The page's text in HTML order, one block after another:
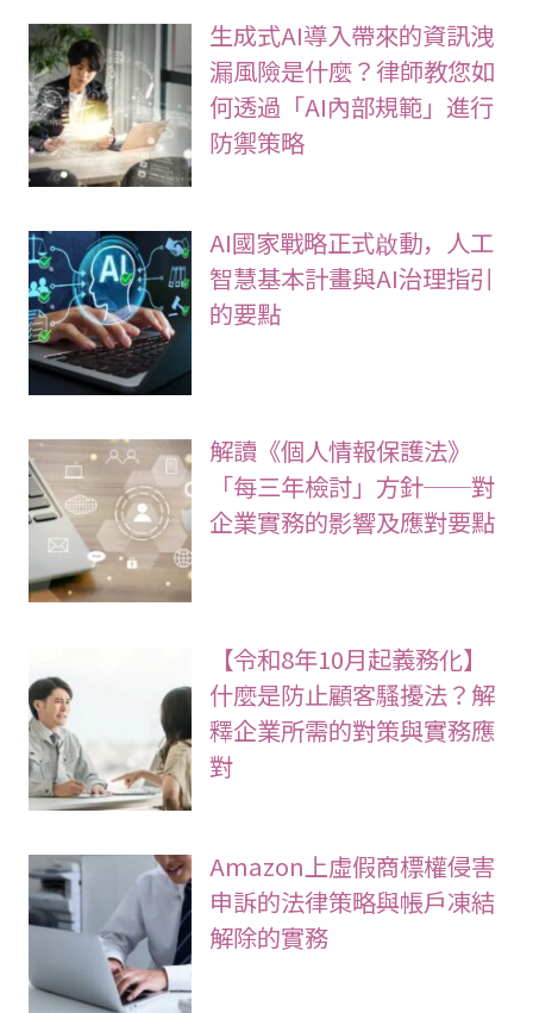
生成式AI導入帶來的資訊洩
漏風險是什麼？律師教您如
何透過「AI內部規範」進行
防禦策略
AI國家戰略正式啟動，人工
智慧基本計畫與AI治理指引
的要點
解讀《個人情報保護法》
「每三年檢討」方針──對
企業實務的影響及應對要點
【令和8年10月起義務化】
什麼是防止顧客騷擾法？解
釋企業所需的對策與實務應
對
Amazon上虛假商標權侵害
申訴的法律策略與帳戶凍結
解除的實務